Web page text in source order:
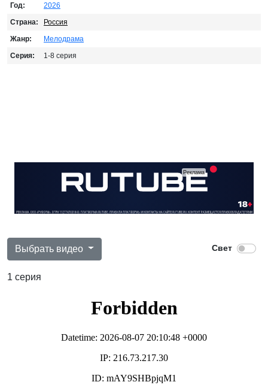
Год:
2026
Страна:
Россия
Жанр:
Мелодрама
Серия:
1-8 серия
Выбрать видео
1 серия